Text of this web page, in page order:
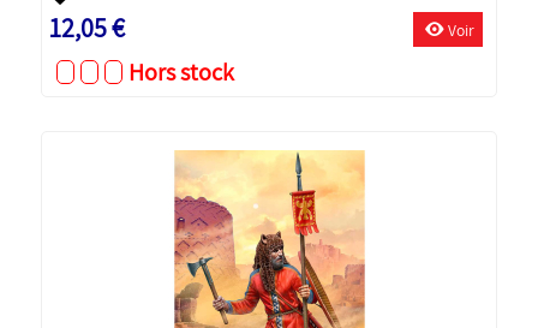
12,05 € Voir
Hors stock